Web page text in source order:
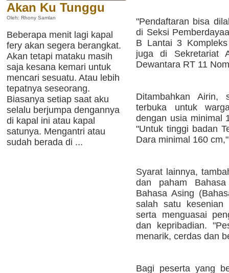
Akan Ku Tunggu
Oleh: Rhony Samlan
Beberapa menit lagi kapal
fery akan segera berangkat.
Akan tetapi mataku masih
saja kesana kemari untuk
mencari sesuatu. Atau lebih
tepatnya seseorang.
Biasanya setiap saat aku
selalu berjumpa dengannya
di kapal ini atau kapal
satunya. Mengantri atau
sudah berada di ...
"Pendaftaran bisa
di Seksi
B Lantai 3
juga di Sekretariat
Dewantara RT 11
Ditambahkan
terbuka untuk
dengan usia minimal
"Untuk tinggi badan
Dara minimal 160
Syarat lainnya,
dan paham
Bahasa Asing
salah satu kesenian
serta menguasai
dan kepribadian.
menarik, cerdas dan
Bagi peserta yang